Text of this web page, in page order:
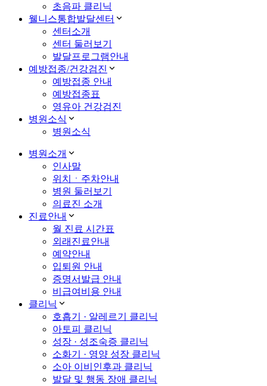
초음파 클리닉
웰니스통합발달센터
센터소개
센터 둘러보기
발달프로그램안내
예방접종/건강검진
예방접종 안내
예방접종표
영유아 건강검진
병원소식
병원소식
병원소개
인사말
위치ㆍ주차안내
병원 둘러보기
의료진 소개
진료안내
월 진료 시간표
외래진료안내
예약안내
입퇴원 안내
증명서발급 안내
비급여비용 안내
클리닉
호흡기 · 알레르기 클리닉
아토피 클리닉
성장 · 성조숙증 클리닉
소화기 · 영양 성장 클리닉
소아 이비인후과 클리닉
발달 및 행동 장애 클리닉